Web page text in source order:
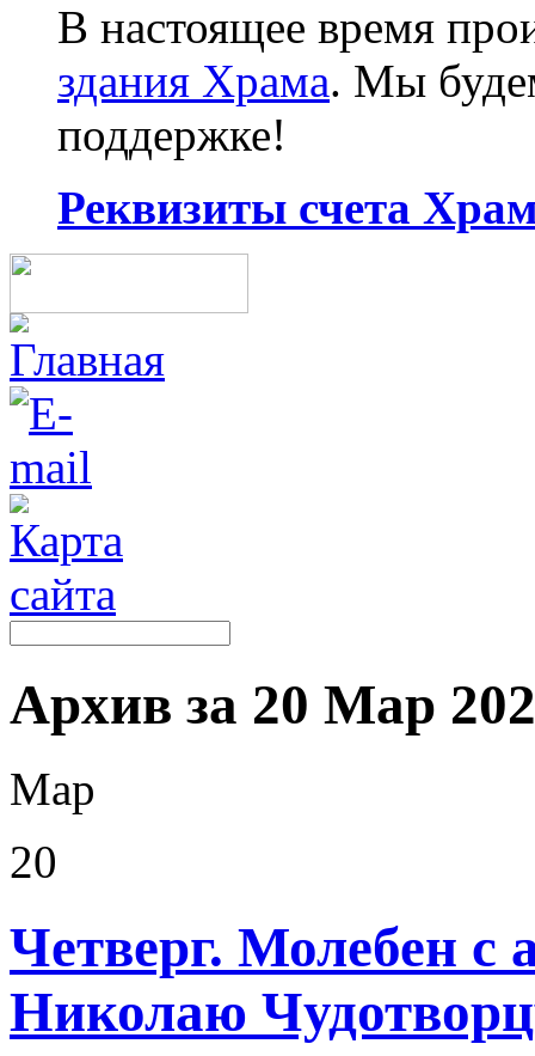
В настоящее время
здания Храма. Мы
поддержке!
Реквизиты счета
Архив за 20 Мар
Мар
20
Четверг. Молебен с
Николаю